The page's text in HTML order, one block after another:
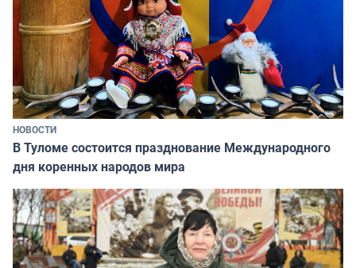
НОВОСТИ
В Туломе состоится празднование Международного
дня коренных народов мира